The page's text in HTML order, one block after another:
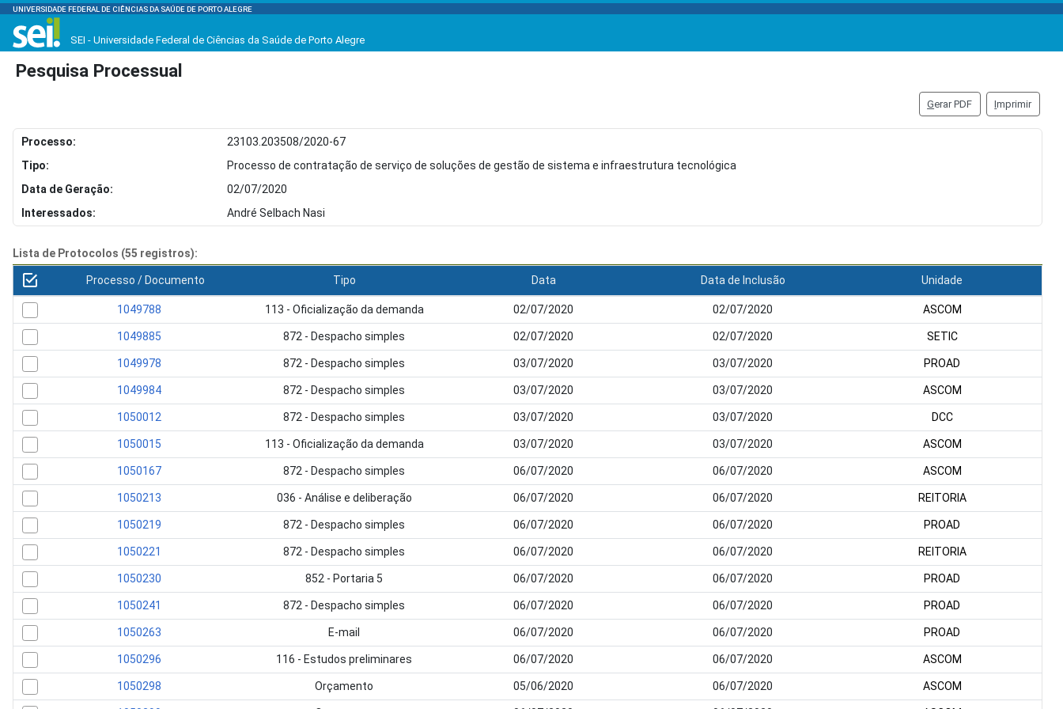
UNIVERSIDADE FEDERAL DE CIÊNCIAS DA SAÚDE DE PORTO ALEGRE
SEI - Universidade Federal de Ciências da Saúde de Porto Alegre
Pesquisa Processual
Gerar PDF Imprimir
Processo:
23103.203508/2020-67
Tipo:
Processo de contratação de serviço de soluções de gestão de sistema e infraestrutura tecnológica
Data de Geração:
02/07/2020
Interessados:
André Selbach Nasi
Lista de Protocolos (55 registros):
Processo / Documento Tipo Data Data de Inclusão Unidade
1049788 113 - Oficialização da demanda 02/07/2020 02/07/2020 ASCOM
1049885 872 - Despacho simples 02/07/2020 02/07/2020 SETIC
1049978 872 - Despacho simples 03/07/2020 03/07/2020 PROAD
1049984 872 - Despacho simples 03/07/2020 03/07/2020 ASCOM
1050012 872 - Despacho simples 03/07/2020 03/07/2020 DCC
1050015 113 - Oficialização da demanda 03/07/2020 03/07/2020 ASCOM
1050167 872 - Despacho simples 06/07/2020 06/07/2020 ASCOM
1050213 036 - Análise e deliberação 06/07/2020 06/07/2020 REITORIA
1050219 872 - Despacho simples 06/07/2020 06/07/2020 PROAD
1050221 872 - Despacho simples 06/07/2020 06/07/2020 REITORIA
1050230 852 - Portaria 5 06/07/2020 06/07/2020 PROAD
1050241 872 - Despacho simples 06/07/2020 06/07/2020 PROAD
1050263 E-mail 06/07/2020 06/07/2020 PROAD
1050296 116 - Estudos preliminares 06/07/2020 06/07/2020 ASCOM
1050298 Orçamento 05/06/2020 06/07/2020 ASCOM